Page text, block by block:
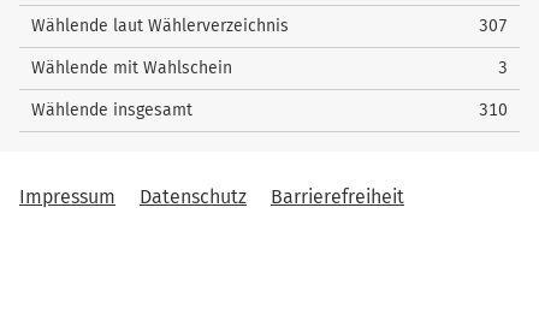
Wählende laut Wählerverzeichnis 307
Wählende mit Wahlschein 3
Wählende insgesamt 310
Impressum Datenschutz Barrierefreiheit